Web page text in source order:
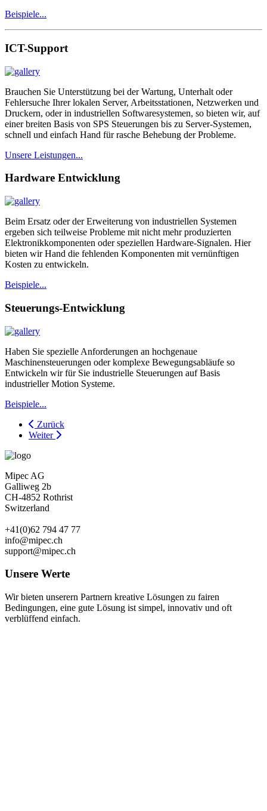
Beispiele...
ICT-Support
Brauchen Sie Unterstützung bei der Wartung, Unterhalt oder
Fehlersuche Ihrer lokalen Server, Arbeitsstationen, Netzwerken und
Druckern, oder in industriellen Softwaresystemen, so bieten wir, auf
einer breiten Basis von SPS Steuerungen bis zu Server-Systemen,
schnell und einfach Hand für rasche Behebung der Probleme.
Unsere Leistungen...
Hardware Entwicklung
Beim Ersatz oder der Erweiterung von industriellen Systemen
ergeben sich teilweise Probleme mit nicht mehr produzierten
Elektronikkomponenten oder speziellen Hardware-Signalen. Hier
bieten wir Hand die fehlenden Komponenten mit vernünftigen
Kosten zu entwickeln.
Beispiele...
Steuerungs-Entwicklung
Haben Sie spezielle Anforderungen an hochgenaue
Maschinensteuerungen oder komplexe Bewegungsabläufe so
Entwickeln wir für Sie industrielle Steuerungen auf Basis
industrieller Motion Systeme.
Beispiele...
Zurück
Weiter
Mipec AG
Galliweg 2b
CH-4852 Rothrist
Switzerland
+41(0)62 794 47 77
info@mipec.ch
support@mipec.ch
Unsere Werte
Wir bieten unserern Partnern kreative Lösungen zu fairen
Bedingungen, eine gute Lösung ist simpel, innovativ und oft
verblüffend einfach.